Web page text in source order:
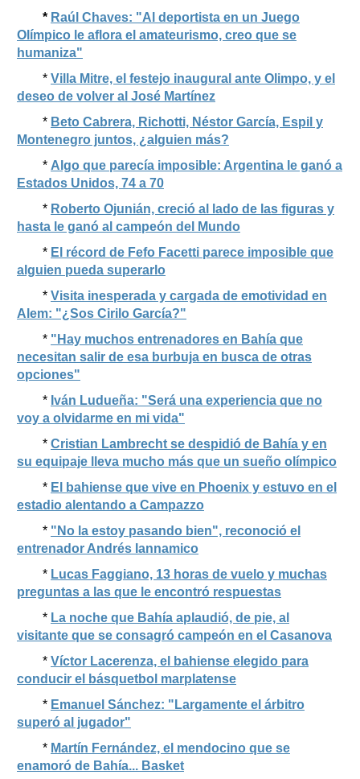
* Raúl Chaves: "Al deportista en un Juego
Olímpico le aflora el amateurismo, creo que se
humaniza"
* Villa Mitre, el festejo inaugural ante Olimpo, y el
deseo de volver al José Martínez
* Beto Cabrera, Richotti, Néstor García, Espil y
Montenegro juntos, ¿alguien más?
* Algo que parecía imposible: Argentina le ganó a
Estados Unidos, 74 a 70
* Roberto Ojunián, creció al lado de las figuras y
hasta le ganó al campeón del Mundo
* El récord de Fefo Facetti parece imposible que
alguien pueda superarlo
* Visita inesperada y cargada de emotividad en
Alem: "¿Sos Cirilo García?"
* "Hay muchos entrenadores en Bahía que
necesitan salir de esa burbuja en busca de otras
opciones"
* Iván Ludueña: "Será una experiencia que no
voy a olvidarme en mi vida"
* Cristian Lambrecht se despidió de Bahía y en
su equipaje lleva mucho más que un sueño olímpico
* El bahiense que vive en Phoenix y estuvo en el
estadio alentando a Campazzo
* "No la estoy pasando bien", reconoció el
entrenador Andrés Iannamico
* Lucas Faggiano, 13 horas de vuelo y muchas
preguntas a las que le encontró respuestas
* La noche que Bahía aplaudió, de pie, al
visitante que se consagró campeón en el Casanova
* Víctor Lacerenza, el bahiense elegido para
conducir el básquetbol marplatense
* Emanuel Sánchez: "Largamente el árbitro
superó al jugador"
* Martín Fernández, el mendocino que se
enamoró de Bahía... Basket